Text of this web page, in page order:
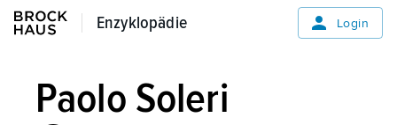
Enzyklopädie
Enzyklopädie Login
Paolo Soleri